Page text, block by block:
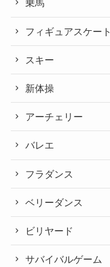
乗馬
フィギュアスケート
スキー
新体操
アーチェリー
バレエ
フラダンス
ベリーダンス
ビリヤード
サバイバルゲーム